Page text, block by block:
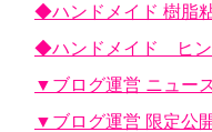
◆ハンドメイド 樹脂
◆ハンドメイド ヒン
▼ブログ運営 ニュー
▼ブログ運営 限定公